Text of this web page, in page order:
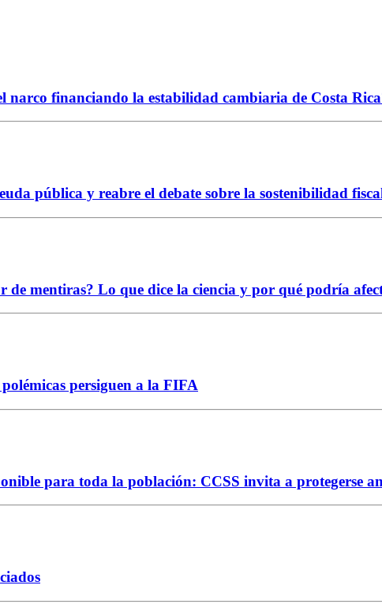
financiando la estabilidad cambiaria de Costa
pública y reabre el debate sobre la sostenibilidad
de mentiras? Lo que dice la ciencia y por qué podría
persiguen a la FIFA
para toda la población: CCSS invita a protegerse